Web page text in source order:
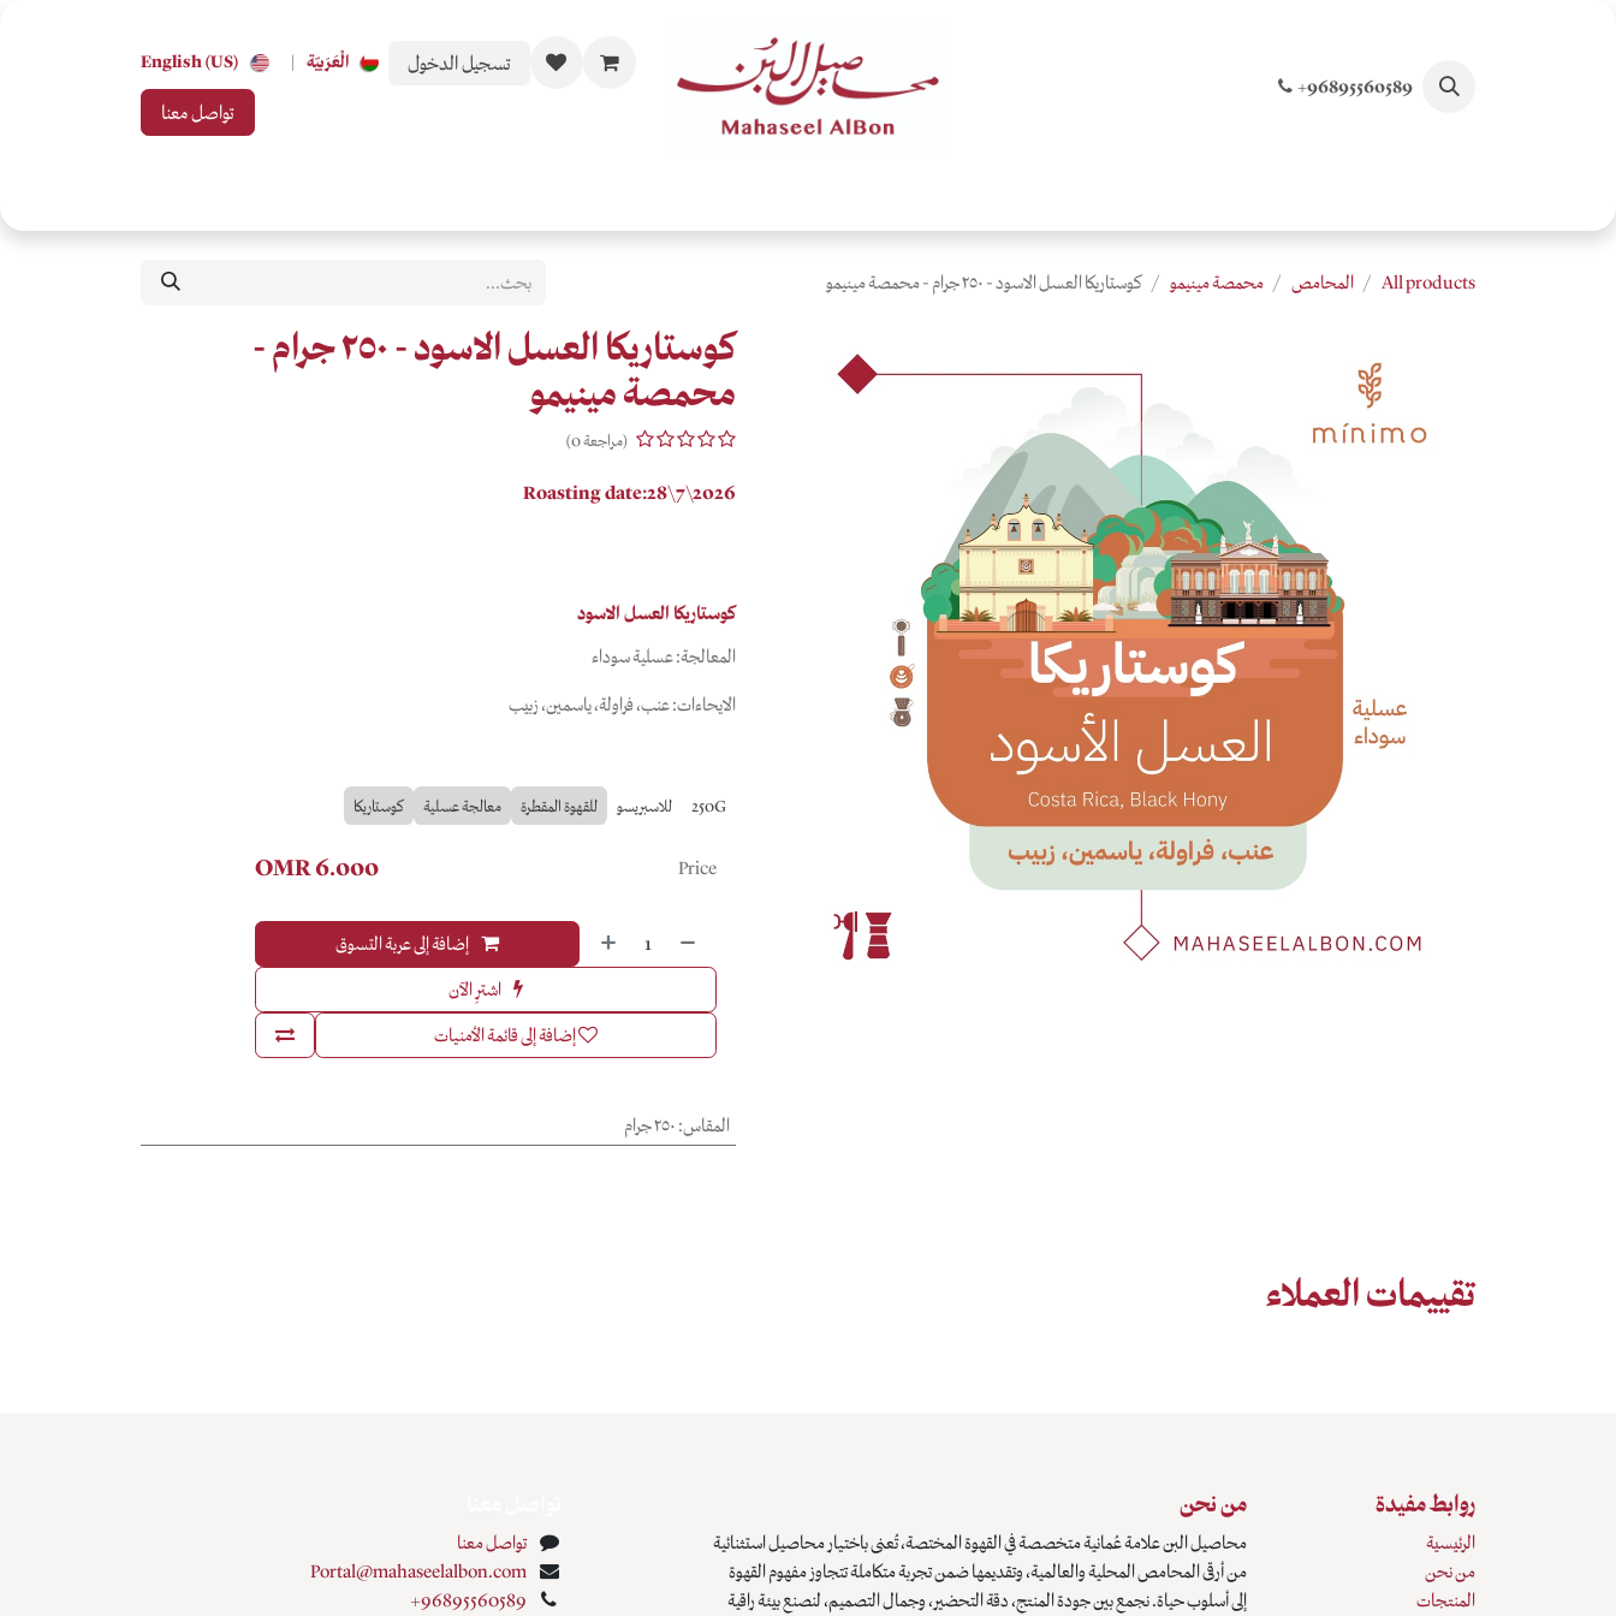
+96895560589
تسجيل الدخول الْعَرَبيّة |
English (US)
تواصل معنا
All products المحامص محمصة مينيمو كوستاريكا العسل الاسود - ٢٥٠ جرام - محمصة مينيمو
كوستاريكا العسل الاسود - ٢٥٠ جرام -
محمصة مينيمو
(مراجعة 0)
Roasting date:28\7\2026
كوستاريكا العسل الاسود
المعالجة: عسلية سوداء
الايحاءات: عنب، فراولة، ياسمين، زبيب
250G للاسبريسو للقهوة المقطرة معالجة عسلية كوستاريكا
إضافة إلى عربة التسوق
اشترِ الآن
إضافة إلى قائمة الأمنيات
Price
6.000
المقاس: ٢٥٠ جرام
تقييمات العملاء
روابط مفيدة
الرئيسية
من نحن
المنتجات
من نحن
محاصيل البن علامة عُمانية متخصصة في القهوة المختصة، تُعنى باختيار محاصيل استثنائية
من أرقى المحامص المحلية والعالمية، وتقديمها ضمن تجربة متكاملة تتجاوز مفهوم القهوة
إلى أسلوب حياة. نجمع بين جودة المنتج، دقة التحضير، وجمال التصميم، لنصنع بيئة راقية
تواصل معنا
Portal@mahaseelalbon.com
+96895560589